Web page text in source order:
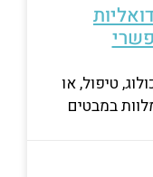
טיפול, או
במבטים